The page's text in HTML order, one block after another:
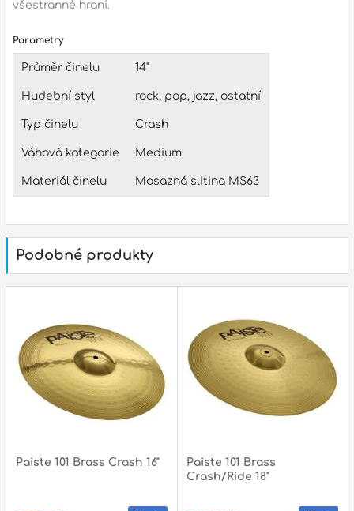
státní svátky :ZAVŘENO
všestranné hraní.
Parametry
Průměr činelu 14"
Hudební styl rock, pop, jazz, ostatní
Typ činelu Crash
Váhová kategorie Medium
Materiál činelu Mosazná slitina MS63
Podobné produkty
Paiste 101 Brass Crash 16"
Paiste 101 Brass
Crash/Ride 18"